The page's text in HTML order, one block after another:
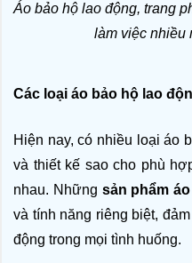
Áo bảo hộ lao động, trang
làm việc nhiều
Các loại áo bảo hộ lao
Hiện nay, có nhiều loại áo
và thiết kế sao cho phù
nhau. Những sản phẩm
và tính năng riêng biệt,
động trong mọi tình huống.